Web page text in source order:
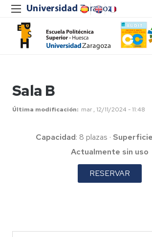
Sala B
Última modificación mar , 12/11/2024 - 11:48
Capacidad: 8 plazas ·
Actualmente sin uso
RESERVAR